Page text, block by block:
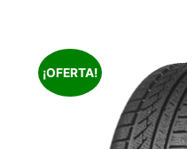
¡OFERTA!